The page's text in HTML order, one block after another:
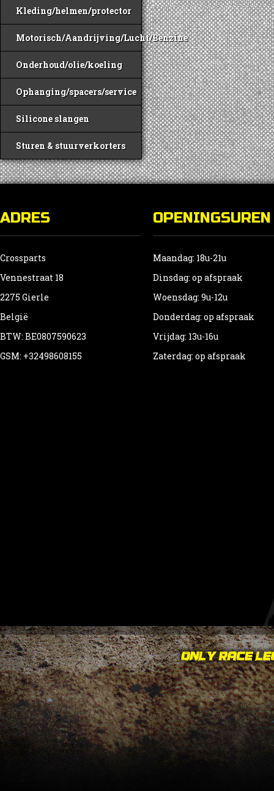
Kleding/helmen/protector
Motorisch/Aandrijving/Lucht/Benzine
Onderhoud/olie/koeling
Ophanging/spacers/service
Silicone slangen
Sturen & stuurverkorters
ADRES
Crossparts
Vennestraat 18
2275 Gierle
België
BTW: BE0807590623
GSM: +32498608155
OPENINGSUREN
Maandag: 18u-21u
Dinsdag: op afspraak
Woensdag: 9u-12u
Donderdag: op afspraak
Vrijdag: 13u-16u
Zaterdag: op afspraak